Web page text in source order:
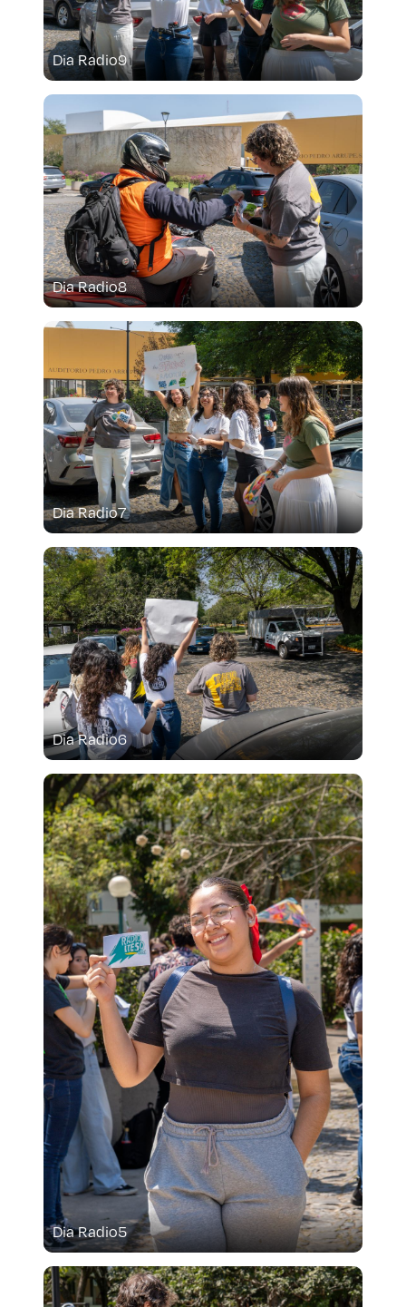
Dia Radio9
Dia Radio8
Dia Radio7
Dia Radio6
Dia Radio5